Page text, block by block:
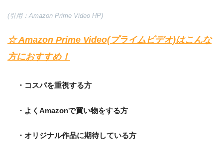
(引用：Amazon Prime Video HP)
☆ Amazon Prime Video(プライムビデオ)はこんな
方におすすめ！
・コスパを重視する方
・よくAmazonで買い物をする方
・オリジナル作品に期待している方